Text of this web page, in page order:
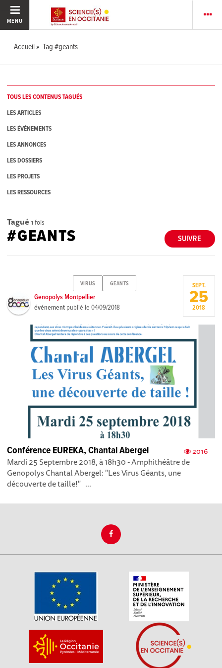
MENU
Accueil Tag #geants
TOUS LES CONTENUS TAGUÉS
LES ARTICLES
LES ÉVÉNEMENTS
LES ANNONCES
LES DOSSIERS
LES PROJETS
LES RESSOURCES
Tagué 1 fois
SUIVRE
#GEANTS
VIRUS GEANTS
Genopolys Montpellier
événement publié le04/09/2018
SEPT.
25
2018
2016
Conférence EUREKA, Chantal Abergel
Mardi 25 Septembre 2018, à 18h30 - Amphithéâtre de
Genopolys Chantal Abergel: "Les Virus Géants, une
découverte de taille!" ...